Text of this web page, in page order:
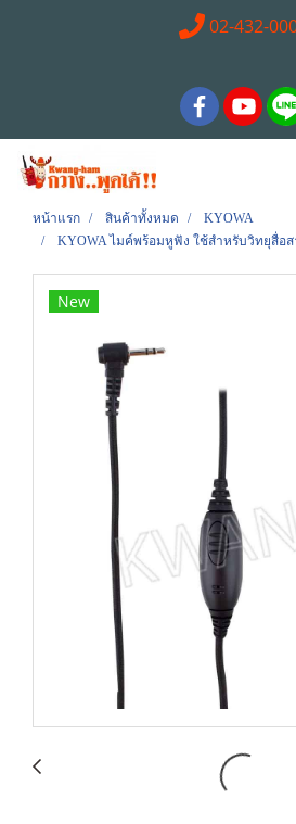
02-432-
หน้าแรก สินค้าทั้งหมด
KYOWA
KYOWA ไมค์พร้อมหูฟัง ใช้สำหรับวิทยุสื่อส
New